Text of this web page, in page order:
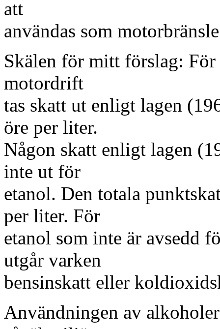
att
användas som
Skälen för mitt förslag: För
motordrift
tas skatt ut enligt lagen
öre per liter.
Någon skatt enligt lagen
inte ut för
etanol. Den totala
per liter. För
etanol som inte är avsedd
utgår varken
bensinskatt eller
Användningen av